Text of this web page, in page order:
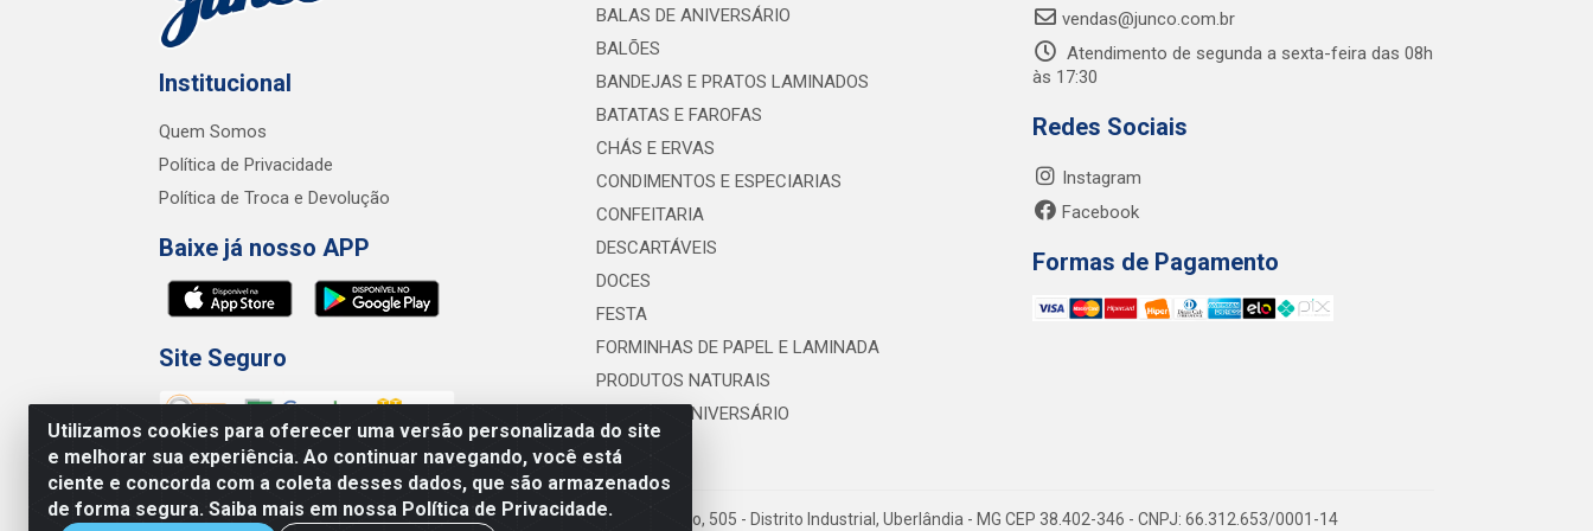
Utilizamos cookies para oferecer uma versão personalizada do site
e melhorar sua experiência. Ao continuar navegando, você está
ciente e concorda com a coleta desses dados, que são armazenados
de forma segura. Saiba mais em nossa Política de Privacidade.
Institucional
Quem Somos
Política de Privacidade
Política de Troca e Devolução
Baixe já nosso APP
Site Seguro
BALAS DE ANIVERSÁRIO
BALÕES
BANDEJAS E PRATOS LAMINADOS
BATATAS E FAROFAS
CHÁS E ERVAS
CONDIMENTOS E ESPECIARIAS
CONFEITARIA
DESCARTÁVEIS
DOCES
FESTA
FORMINHAS DE PAPEL E LAMINADA
PRODUTOS NATURAIS
VELAS DE ANIVERSÁRIO
vendas@junco.com.br
Atendimento de segunda a sexta-feira das 08h
às 17:30
Redes Sociais
Instagram
Facebook
Formas de Pagamento
Junco Industria e Comercio Ltda - R. Lineu Anterino Mariano, 505 - Distrito Industrial, Uberlândia - MG CEP 38.402-346 - CNPJ: 66.312.653/0001-14